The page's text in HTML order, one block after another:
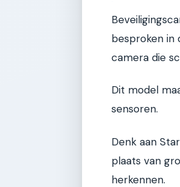
besproken in
camera die
Dit model
sensoren.
Denk aan
plaats van
herkennen.